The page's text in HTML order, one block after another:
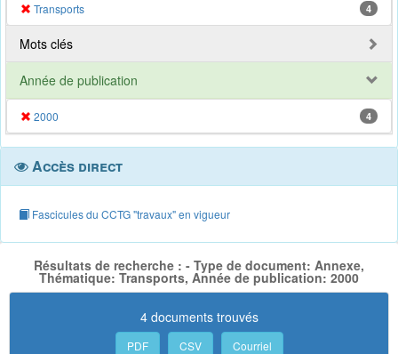
Transports 4
Mots clés
Année de publication
2000 4
Accès direct
Fascicules du CCTG "travaux" en vigueur
Résultats de recherche : - Type de document: Annexe,
Thématique: Transports, Année de publication: 2000
4 documents trouvés
PDF CSV Courriel